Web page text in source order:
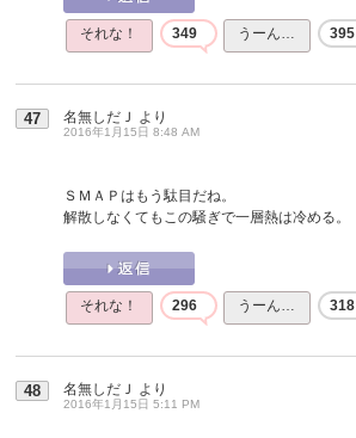
それな！ 349 うーん… 395
47 名無しだＪ より
2016年1月15日 8:48 AM
ＳＭＡＰはもう駄目だね。
解散しなくてもこの騒ぎで一層熱は冷める。
それな！ 296 うーん… 318
48 名無しだＪ より
2016年1月15日 5:11 PM